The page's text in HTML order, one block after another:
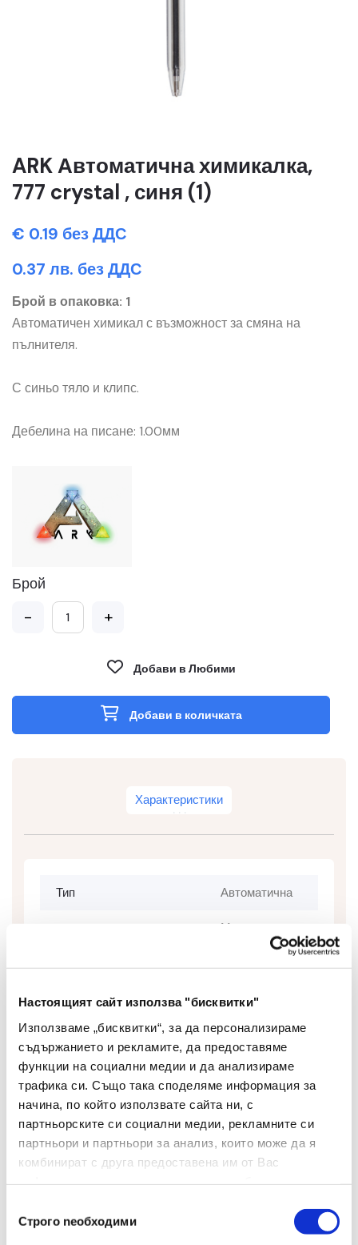
Настоящият сайт използва "бисквитки"
Използваме „бисквитки“, за да персонализираме
съдържанието и рекламите, да предоставяме
функции на социални медии и да анализираме
трафика си. Също така споделяме информация за
начина, по който използвате сайта ни, с
партньорските си социални медии, рекламните си
партньори и партньори за анализ, които може да я
комбинират с друга предоставена им от Вас
наСтрого nеобходими
ARK Автоматична химикалка,
777 crystal , синя (1)
€ 0.19 без ДДС
0.37 лв. без ДДС
Брой в опаковка: 1
Автоматичен химикал с възможност за смяна на
пълнителя.
С синьо тяло и клипс.
Дебелина на писане: 1.00мм
Брой
- +
Добави в Любими
Добави в количката
Характеристики
Тип Автоматична
Маслена
Дебелина На Писане
(мм)
1
Грип Зона Не
Сменяем Пълнител Да
Брой В Опаковка